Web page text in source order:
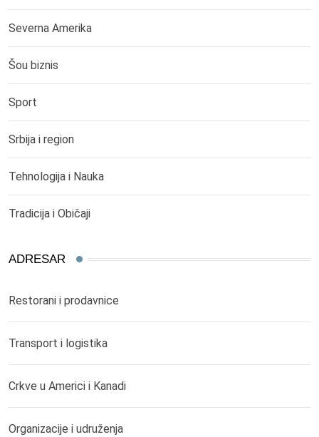
Severna Amerika
Šou biznis
Sport
Srbija i region
Tehnologija i Nauka
Tradicija i Običaji
ADRESAR
Restorani i prodavnice
Transport i logistika
Crkve u Americi i Kanadi
Organizacije i udruženja